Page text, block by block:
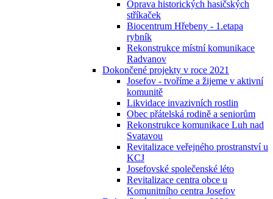
Oprava historických hasičských
stříkaček
Biocentrum Hřebeny - 1.etapa
rybník
Rekonstrukce místní komunikace
Radvanov
Dokončené projekty v roce 2021
Josefov - tvoříme a žijeme v aktivní
komunitě
Likvidace invazivních rostlin
Obec přátelská rodině a seniorům
Rekonstrukce komunikace Luh nad
Svatavou
Revitalizace veřejného prostranství u
KCJ
Josefovské společenské léto
Revitalizace centra obce u
Komunitního centra Josefov